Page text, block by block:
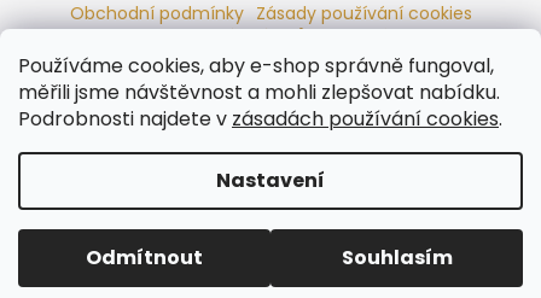
Používáme cookies, aby e-shop správně fungoval,
měřili jsme návštěvnost a mohli zlepšovat nabídku.
Podrobnosti najdete v zásadách používání cookies.
Nastavení
Odmítnout Souhlasím
Obchodní podmínky Zásady používání cookies
Ochrana osobních údajů Dřevěné sauny
Odstoupení od smlouvy Reklamační řád Kontakty
Koupací sudy
Radiátory
Copyright 2026Ráj saun. Všechna práva vyhrazena.
Upravit nastavení cookies